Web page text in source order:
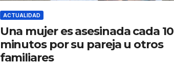
ACTUALIDAD
Una mujer es asesinada cada 10
minutos por su pareja u otros
familiares